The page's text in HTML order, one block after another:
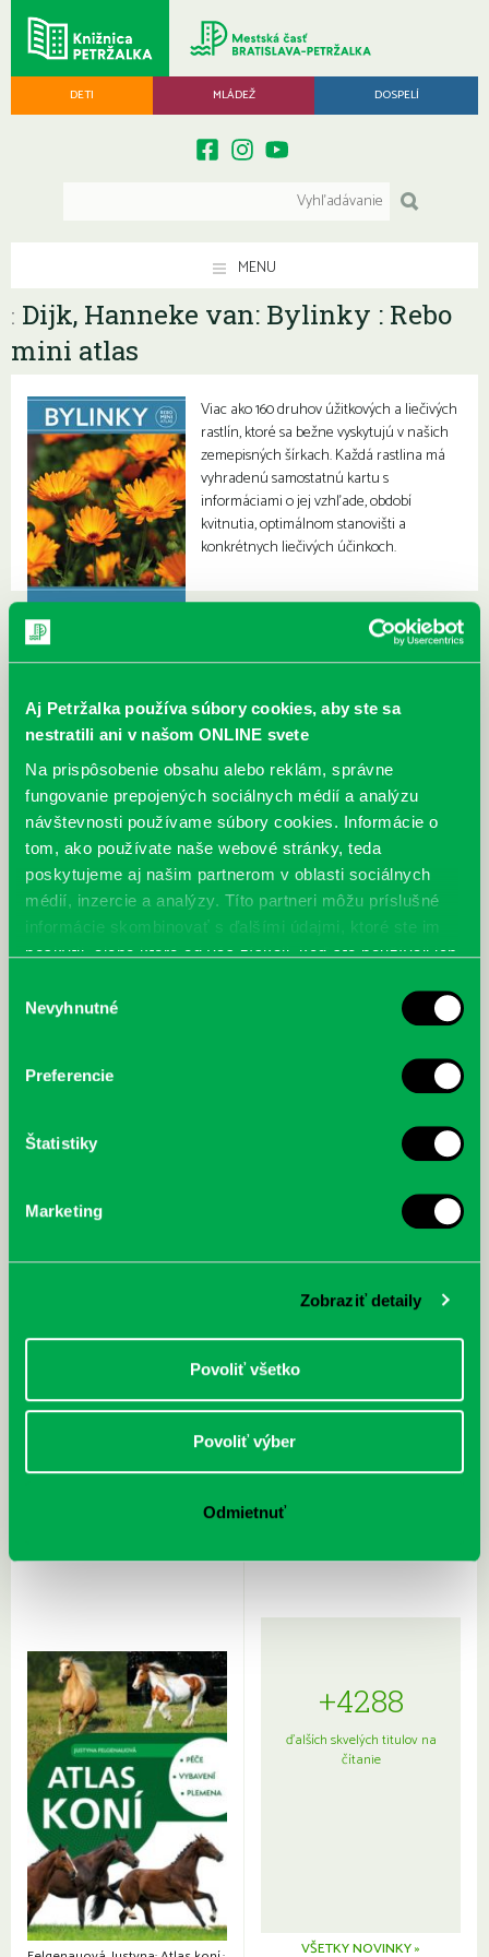
Aj Petržalka používa súbory cookies, aby ste sa
nestratili ani v našom ONLINE svete
Na prispôsobenie obsahu alebo reklám, správne
fungovanie prepojených sociálnych médií a analýzu
návštevnosti používame súbory cookies. Informácie o
tom, ako používate naše webové stránky, teda
poskytujeme aj našim partnerom v oblasti sociálnych
médií, inzercie a analýzy. Títo partneri môžu príslušné
informácie skombinovať s ďalšími údajmi, ktoré ste im
poskytli, alebo ktoré od vás získali, keď ste používali ich
súhlasu
Nevyhnutné
Preferencie
Štatistiky
Marketing
Zobraziť detaily
Povoliť všetko
Povoliť výber
Odmietnuť
DETI MLÁDEŽ DOSPELÍ
MENU
: Dijk, Hanneke van: Bylinky : Rebo
mini atlas
Viac ako 160 druhov úžitkových a liečivých
rastlín, ktoré sa bežne vyskytujú v našich
zemepisných šírkach. Každá rastlina má
vyhradenú samostatnú kartu s
informáciami o jej vzhľade, období
kvitnutia, optimálnom stanovišti a
konkrétnych liečivých účinkoch.
McGrath, Andy: Tadej Pogačar:
nezastaviteľný
Sprievodca po hviezdnej oblohe
kompletný sprievodca
+4288
ďalších skvelých titulov na
čítanie
VŠETKY NOVINKY »